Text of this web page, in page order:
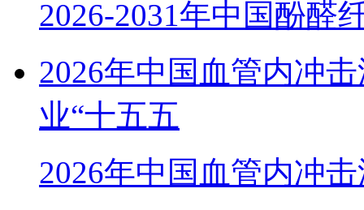
2026-2031年中国酚醛
2026年中国血管内冲
业“十五五
2026年中国血管内冲